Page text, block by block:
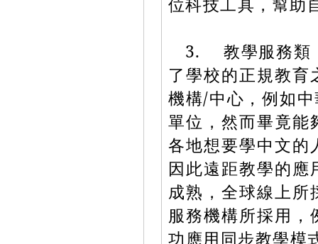
位科技工具，幫助
3. 教學服務類
了學校的正規教
機構/中心，例如
單位，然而畢竟能
各地想要學中文的
因此遠距教學的
成熟，全球線上
服務機構所採用
功應用同步教學